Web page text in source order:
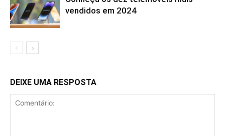
vendidos em 2024
DEIXE UMA RESPOSTA